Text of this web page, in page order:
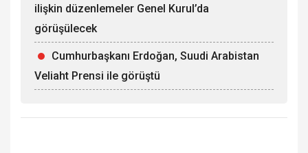
ilişkin düzenlemeler Genel Kurul’da
görüşülecek
Cumhurbaşkanı Erdoğan, Suudi Arabistan
Veliaht Prensi ile görüştü